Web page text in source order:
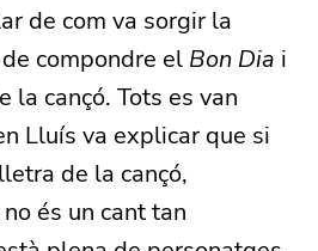
de com va sorgir la
compondre el Bon Dia i
la cançó. Tots es van
Lluís va explicar que si
de la cançó,
és un cant tan